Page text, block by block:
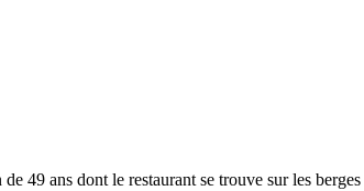
ans dont le restaurant se trouve sur les